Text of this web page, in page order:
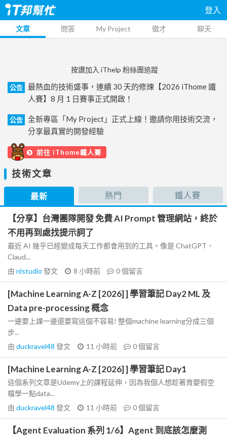
登入
文章 問答 My Project 徵才 聊天
按讚加入 iThelp 粉絲團追蹤
公告
最熱血的技術盛事，連續 30 天的修煉【2026 iThome 鐵
人賽】8 月 1 日賽事正式開啟！
公告
全新專區「My Project」正式上線！邀請你用技術交流，
分享最真實的開發經驗
前往 iThome鐵人賽
技術文章
最新 熱門 鐵人賽
【分享】台灣團隊開發 免費 AI Prompt 管理網站，終於
不用再到處找提示詞了
最近 AI 幾乎已經變成每天工作都會用到的工具。像是 ChatGPT、
Claud...
由 nlstudio 發文 8 小時前 0個留言
[Machine Learning A-Z [2026] ] 學習筆記 Day2 ML 及
Data pre-processing 概念
一邊要上課一邊還要寫這個不容易! 整個machine learning分成三個
步...
由 duckravel48 發文 11 小時前 0個留言
[Machine Learning A-Z [2026] ] 學習筆記 Day1
這個系列文章是Udemy上的課程延伸，因為我個人想趁著育嬰假空
檔學一點data...
由 duckravel48 發文 11 小時前 0個留言
【Agent Evaluation 系列 1/6】Agent 到底該怎麼測